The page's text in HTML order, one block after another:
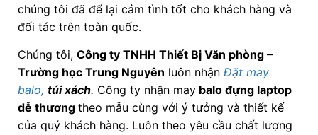
chúng tôi đã để lại cảm tình tốt cho khách hàng và
đối tác trên toàn quốc.
Chúng tôi, Công ty TNHH Thiết Bị Văn phòng –
Trường học Trung Nguyên luôn nhận Đặt may
balo, túi xách. Công ty nhận maybalo đựng laptop
dễ thương theo mẫu cùng với ý tưởng và thiết kế
của quý khách hàng. Luôn theo yêu cầu chất lượng